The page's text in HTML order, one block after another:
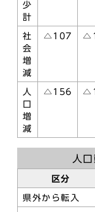
少
計
社
会
増
減
△107
人
口
増
減
△156
人
区分
県外から転入